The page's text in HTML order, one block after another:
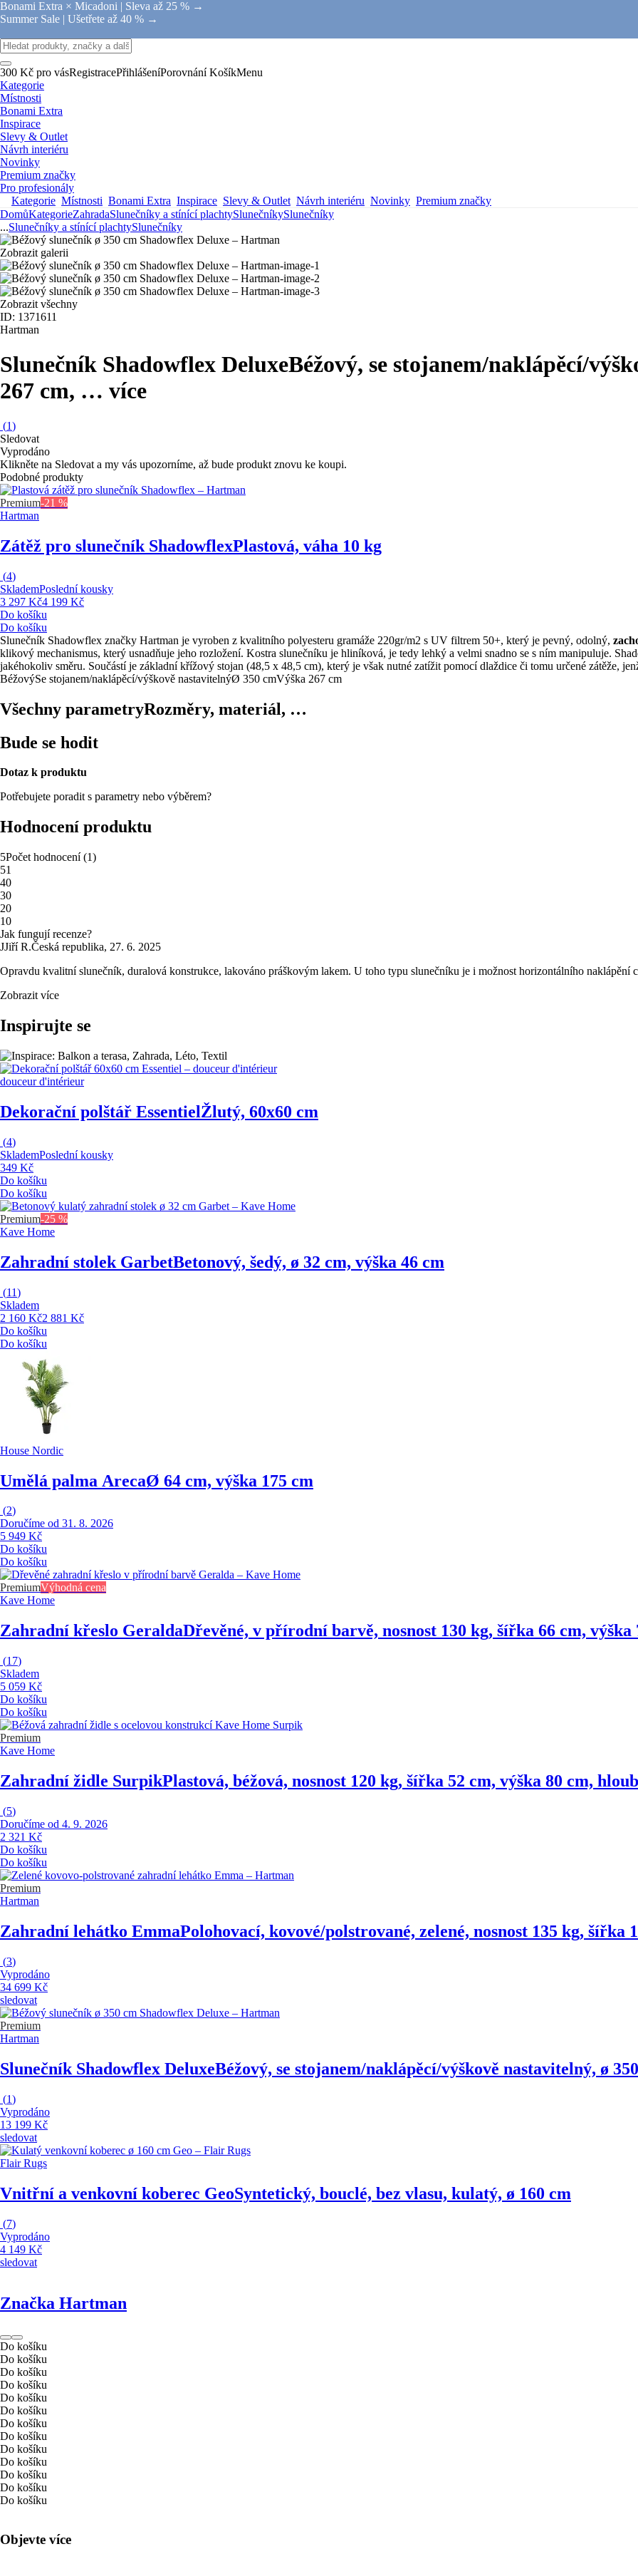
Bonami Extra × Micadoni | Sleva až 25 % →
Summer Sale | Ušetřete až 40 % →
300 Kč pro vásRegistracePřihlášeníPorovnání KošíkMenu
Kategorie
Místnosti
Bonami Extra
Inspirace
Slevy & Outlet
Návrh interiéru
Novinky
Premium značky
Pro profesionály
Kategorie Místnosti Bonami Extra Inspirace Slevy & Outlet Návrh interiéru Novinky Premium značky
DomůKategorieZahradaSlunečníky a stínící plachtySlunečníkySlunečníky
...Slunečníky a stínící plachtySlunečníky
Zobrazit galerii
Zobrazit všechny
ID: 1371611
Hartman
Slunečník Shadowflex DeluxeBéžový, se stojanem/naklápěcí/
267 cm, … více
(1)
Sledovat
Vyprodáno
Klikněte na Sledovat a my vás upozorníme, až bude produkt znovu ke koupi.
Podobné produkty
Premium-21 %
Hartman
Zátěž pro slunečník ShadowflexPlastová, váha 10 kg
(4)
SklademPoslední kousky
3 297 Kč4 199 Kč
Do košíku
Do košíku
Slunečník Shadowflex značky Hartman je vyroben z kvalitního polyesteru gramáže 220gr/m2 s UV filtrem 50+, který je pevný, odolný,
klikový mechanismus, který usnadňuje jeho rozložení. Kostra slunečníku je hliníková, je tedy lehký a velmi snadno se s ním manipuluje.
jakéhokoliv směru. Součástí je základní křížový stojan (48,5 x 48,5 cm), který je však nutné zatížit pomocí dlaždice či tomu určené zátěže,
BéžovýSe stojanem/naklápěcí/výškově nastavitelnýØ 350 cmVýška 267 cm
Všechny parametryRozměry, materiál, …
Bude se hodit
Dotaz k produktu
Potřebujete poradit s parametry nebo výběrem?
Hodnocení produktu
5Počet hodnocení(1)
51
40
30
20
10
Jak fungují recenze?
JJiří R.Česká republika, 27. 6. 2025
Opravdu kvalitní slunečník, duralová konstrukce, lakováno práškovým lakem. U toho typu slunečníku je i možnost horizontálního naklápění
Zobrazit více
Inspirujte se
douceur d'intérieur
Dekorační polštář EssentielŽlutý, 60x60 cm
(4)
SklademPoslední kousky
349 Kč
Do košíku
Do košíku
Premium-25 %
Kave Home
Zahradní stolek GarbetBetonový, šedý, ø 32 cm, výška 46 cm
(11)
Skladem
2 160 Kč2 881 Kč
Do košíku
Do košíku
House Nordic
Umělá palma ArecaØ 64 cm, výška 175 cm
(2)
Doručíme od 31. 8. 2026
5 949 Kč
Do košíku
Do košíku
PremiumVýhodná cena
Kave Home
Zahradní křeslo GeraldaDřevěné, v přírodní barvě, nosnost 130 kg, šířka 66 cm, výška
(17)
Skladem
5 059 Kč
Do košíku
Do košíku
Premium
Kave Home
Zahradní židle SurpikPlastová, béžová, nosnost 120 kg, šířka 52 cm, výška 80 cm,
(5)
Doručíme od 4. 9. 2026
2 321 Kč
Do košíku
Do košíku
Premium
Hartman
Zahradní lehátko EmmaPolohovací, kovové/polstrované, zelené, nosnost 135 kg, šířka
(3)
Vyprodáno
34 699 Kč
sledovat
Premium
Hartman
Slunečník Shadowflex DeluxeBéžový, se stojanem/naklápěcí/výškově nastavitelný, ø
(1)
Vyprodáno
13 199 Kč
sledovat
Flair Rugs
Vnitřní a venkovní koberec GeoSyntetický, bouclé, bez vlasu, kulatý, ø 160 cm
(7)
Vyprodáno
4 149 Kč
sledovat
Značka Hartman
Do košíku
Do košíku
Do košíku
Do košíku
Do košíku
Do košíku
Do košíku
Do košíku
Do košíku
Do košíku
Do košíku
Do košíku
Do košíku
Objevte více